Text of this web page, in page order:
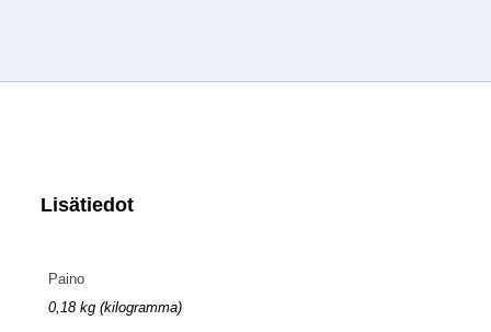
Lisätiedot
Paino
0,18 kg (kilogramma)